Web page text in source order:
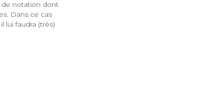
de notation dont
Dans ce cas
lui faudra (très)